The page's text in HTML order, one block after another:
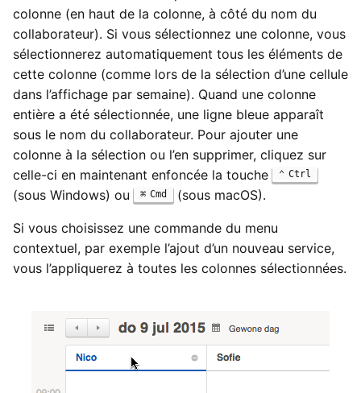
colonne (en haut de la colonne, à côté du nom du
collaborateur). Si vous sélectionnez une colonne, vous
sélectionnerez automatiquement tous les éléments de
cette colonne (comme lors de la sélection d’une cellule
dans l’affichage par semaine). Quand une colonne
entière a été sélectionnée, une ligne bleue apparaît
sous le nom du collaborateur. Pour ajouter une
colonne à la sélection ou l’en supprimer, cliquez sur
celle-ci en maintenant enfoncée la touche
Ctrl
(sous Windows) ou Cmd (sous macOS).
Si vous choisissez une commande du menu
contextuel, par exemple l’ajout d’un nouveau service,
vous l’appliquerez à toutes les colonnes sélectionnées.